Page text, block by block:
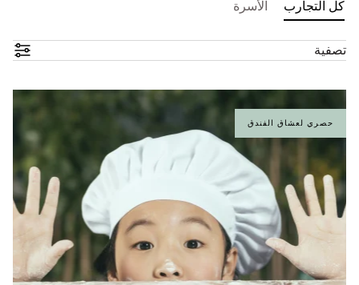
كل التجارب الأسرة
تصفية
حصري لعشاق الفندق